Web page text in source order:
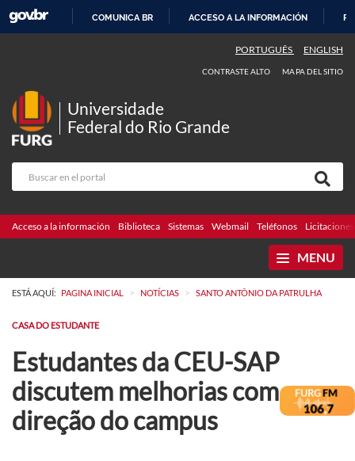
CONTENIDO
COMUNICA BR ACCESO A LA INFORMACIÓN
PORTUGUÊS ENGLISH
CONTRASTE ALTO MAPA DEL SITIO
Universidade
Federal do Rio Grande
Acceso a la información Biblioteca Sistemas Webmail Teléfonos Licitaciones
MENU
ESTÁ AQUÍ: PAGINA INICIAL > NOTÍCIAS > SANTO ANTÔNIO DA PATRULHA
CASA DO ESTUDANTE
Estudantes da CEU-SAP
discutem melhorias com
direção do campus